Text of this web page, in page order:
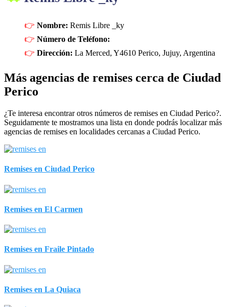
Nombre: Remis Libre _ky
Número de Teléfono:
Dirección: La Merced, Y4610 Perico, Jujuy, Argentina
Más agencias de remises cerca de Ciudad
Perico
¿Te interesa encontrar otros números de remises en Ciudad Perico?.
Seguidamente te mostramos una lista en donde podrás localizar más
agencias de remises en localidades cercanas a Ciudad Perico.
Remises en Ciudad Perico
Remises en El Carmen
Remises en Fraile Pintado
Remises en La Quiaca